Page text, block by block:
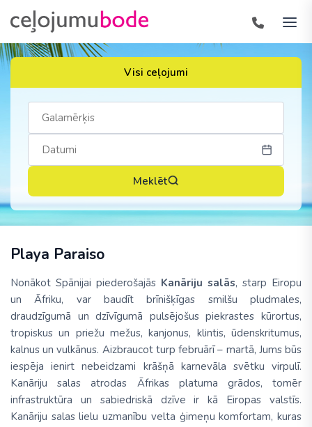
Visi ceļojumi
Meklēt
Playa Paraiso
Nonākot Spānijai piederošajās Kanāriju salās, starp Eiropu
un Āfriku, var baudīt brīnišķīgas smilšu pludmales,
draudzīgumā un dzīvīgumā pulsējošus piekrastes kūrortus,
tropiskus un priežu mežus, kanjonus, klintis, ūdenskritumus,
kalnus un vulkānus. Aizbraucot turp februārī – martā, Jums būs
iespēja ienirt nebeidzami krāšņā karnevāla svētku virpulī.
Kanāriju salas atrodas Āfrikas platuma grādos, tomēr
infrastruktūra un sabiedriskā dzīve ir kā Eiropas valstīs.
Kanāriju salas lielu uzmanību velta ģimeņu komfortam, kuras